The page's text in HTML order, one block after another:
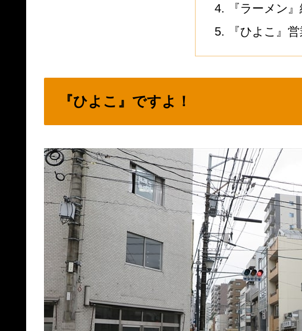
『ラーメン
『ひよこ』
『ひよこ』ですよ！